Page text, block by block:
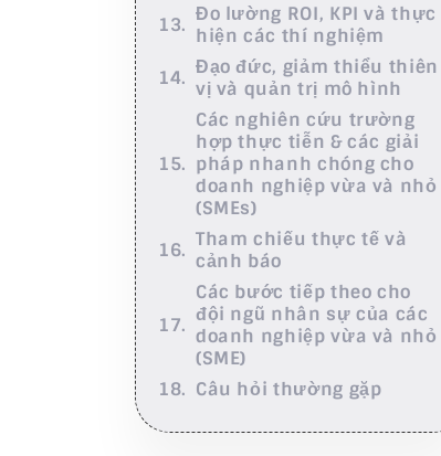
Đo lường ROI, KPI và thực
hiện các thí nghiệm
Đạo đức, giảm thiểu thiên
vị và quản trị mô hình
Các nghiên cứu trường
hợp thực tiễn & các giải
pháp nhanh chóng cho
doanh nghiệp vừa và nhỏ
(SMEs)
Tham chiếu thực tế và
cảnh báo
Các bước tiếp theo cho
đội ngũ nhân sự của các
doanh nghiệp vừa và nhỏ
(SME)
Câu hỏi thường gặp